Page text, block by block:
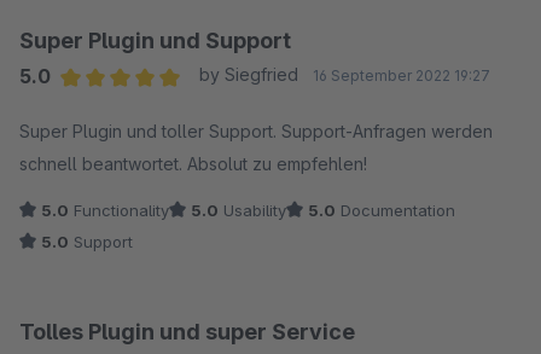
Super Plugin und Support
5.0
by Siegfried 16 September 2022 19:27
Super Plugin und toller Support. Support-Anfragen werden
schnell beantwortet. Absolut zu empfehlen!
5.0 Functionality 5.0 Usability 5.0 Documentation
5.0 Support
Tolles Plugin und super Service